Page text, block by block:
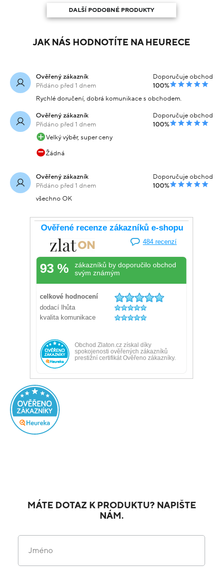
DALŠÍ PODOBNÉ PRODUKTY
JAK NÁS HODNOTÍTE NA HEURECE
Ověřený zákazník
Přidáno před 1 dnem
Doporučuje obchod
100%
Rychlé doručení, dobrá komunikace s obchodem.
Ověřený zákazník
Přidáno před 1 dnem
Doporučuje obchod
100%
Velký výběr, super ceny
Žádná
Ověřený zákazník
Přidáno před 1 dnem
Doporučuje obchod
100%
všechno OK
MÁTE DOTAZ K PRODUKTU? NAPIŠTE
NÁM.
Jméno